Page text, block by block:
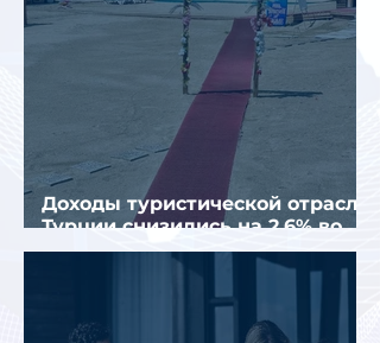
Доходы туристической отрасли
Турции снизились на 2,6% во
втором квартале 2026 года